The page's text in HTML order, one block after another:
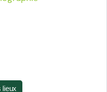
lieux